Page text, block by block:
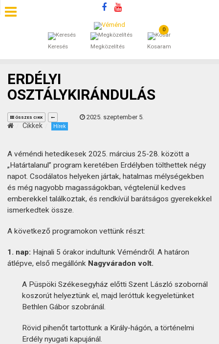
Keresés Megközelítés
0
Kosaram
SZÁLLÁSOK
ÁLTALÁNOS SZERZŐDÉSI FELTÉTELEK
KINCSES BARANYA VÉMÉND
ERDÉLYI
OSZTÁLYKIRÁNDULÁS
ÖSSZES CIKK 2025. szeptember 5.
Cikkek Hírek
A véméndi hetedikesek 2025. március 25-28. között a
„Határtalanul” program keretében Erdélyben tölthettek négy
napot. Csodálatos helyeken jártak, hatalmas mélységekben
és még nagyobb magasságokban, végtelenül kedves
emberekkel találkoztak, és rendkívül barátságos gyerekekkel
ismerkedtek össze.
A következő programokon vettünk részt:
1. nap: Hajnali 5 órakor indultunk Véméndről. A határon
átlépve, első megállónk Nagyváradon volt.
A Püspöki Székesegyház előtti Szent László szobornál
koszorút helyeztünk el, majd leróttuk kegyeletünket
Bethlen Gábor szobránál.
Rövid pihenőt tartottunk a Király-hágón, a történelmi
Erdély nyugati kapujánál.